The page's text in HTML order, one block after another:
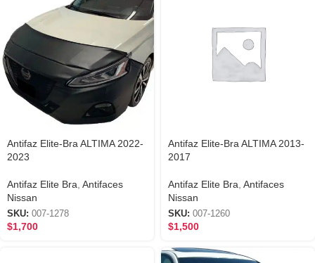
Antifaz Elite-Bra ALTIMA 2022-
2023
Antifaz Elite Bra Antifaces
Nissan
SKU: 007-1278
$1,700
Antifaz Elite-Bra ALTIMA 2013-
2017
Antifaz Elite Bra Antifaces
Nissan
SKU: 007-1260
$1,500